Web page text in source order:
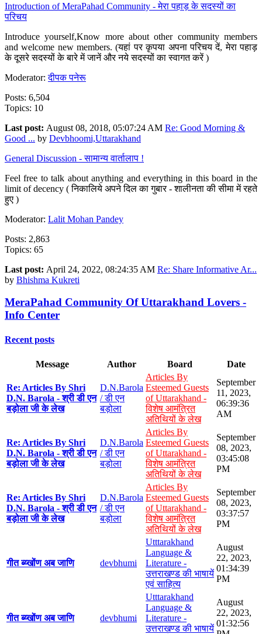
Introduction of MeraPahad Community - मेरा पहाड़ के सदस्यों का
परिचय
Introduce yourself,Know more about other community members
and welcome new members. (यहां पर कृपया अपना परिचय दें, मेरा पहाड़
के दूसरे सदस्यों के बारे में जानें और नये सदस्यों का स्वागत करें )
Moderator:दीपक पनेरू
Posts: 6,504
Topics: 10
Last post: August 08, 2018, 05:07:24 AM Re: Good Morning &
Good ... by Devbhoomi,Uttarakhand
General Discussion - सामान्य वार्तालाप !
Feel free to talk about anything and everything in this board in the
limit of decency ( निकालिये अपने दिल का गुबार - शालीनता की सीमा में रहते
हुए )
Moderator: Lalit Mohan Pandey
Posts: 2,863
Topics: 65
Last post: April 24, 2022, 08:24:35 AM Re: Share Informative Ar...
by Bhishma Kukreti
MeraPahad Community Of Uttarakhand Lovers -
Info Center
Recent posts
Message Author Board Date
Re: Articles By Shri
D.N. Barola - श्री डी एन
बड़ोला जी के लेख
D.N.Barola
/ डी एन
बड़ोला
Articles By
Esteemed Guests
of Uttarakhand -
विशेष आमंत्रित
अतिथियों के लेख
September
11, 2023,
06:39:36
AM
Re: Articles By Shri
D.N. Barola - श्री डी एन
बड़ोला जी के लेख
D.N.Barola
/ डी एन
बड़ोला
Articles By
Esteemed Guests
of Uttarakhand -
विशेष आमंत्रित
अतिथियों के लेख
September
08, 2023,
03:45:08
PM
Re: Articles By Shri
D.N. Barola - श्री डी एन
बड़ोला जी के लेख
D.N.Barola
/ डी एन
बड़ोला
Articles By
Esteemed Guests
of Uttarakhand -
विशेष आमंत्रित
अतिथियों के लेख
September
08, 2023,
03:37:57
PM
गीत ब्य्खोंण अब जाणि devbhumi
Utttarakhand
Language &
Literature -
उत्तराखण्ड की भाषायें
एवं साहित्य
August
22, 2023,
01:34:39
PM
गीत ब्य्खोंण अब जाणि devbhumi
Utttarakhand
Language &
Literature -
उत्तराखण्ड की भाषायें
August
22, 2023,
01:32:56